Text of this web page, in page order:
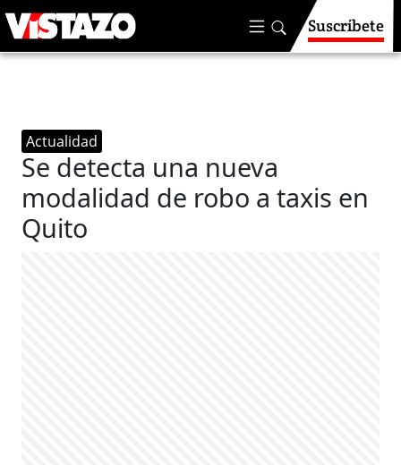
Suscríbete
Actualidad
Se detecta una nueva
modalidad de robo a taxis en
Quito